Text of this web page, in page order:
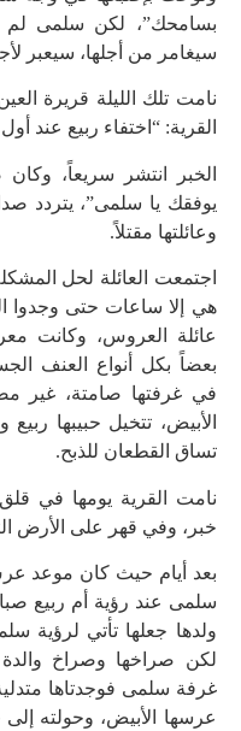
بسامحك”، لكن سلمى لم
سيغامر من أجلها، سيعبر
نامت تلك الليلة قريرة
القرية: “اختفاء ربيع عند
الخبر انتشر سريعاً،
يوفقك يا سلمى”، يتردد
وعائلتها مقتلاً.
اجتمعت العائلة لحل
هي إلا ساعات حتى وجدوا
عائلة العروس، وكانت
بعضاً بكل أنواع العنف
في غرفتها صامتة، غير
الأبيض، تتخيل حبيبها
تساق القطعان للذبح.
نامت القرية يومها في
خبر، وفي قهر على الأرض
بعد أيام حيث كان موعد
سلمى عند رؤية أم ربيع
ولدها جعلها تأتي لرؤية
لكن صراخها وصراخ
غرفة سلمى فوجدتاها
عرسها الأبيض، وحولته